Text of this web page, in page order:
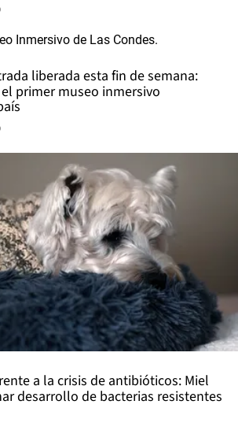
liberada esta fin de semana:
primer museo inmersivo
a la crisis de antibióticos: Miel
desarrollo de bacterias resistentes